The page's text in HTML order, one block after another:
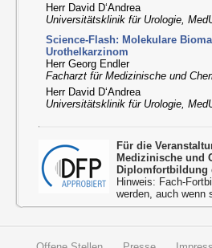
Herr David D‘Andrea
Universitätsklinik für Urologie,
Science-Flash: Molekulare
Urothelkarzinom
Herr Georg Endler
Facharzt für Medizinische und
Herr David D‘Andrea
Universitätsklinik für Urologie,
Für die
Medizinische und
Diplomfortbildung
Hinweis: Fach-
werden, auch wenn